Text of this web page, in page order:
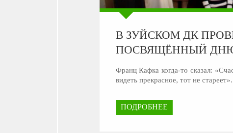
В ЗУЙСКОМ ДК
ПОСВЯЩЁННЫЙ
Франц Кафка когда-то сказал:
видеть прекрасное, тот не
ПОДРОБНЕЕ